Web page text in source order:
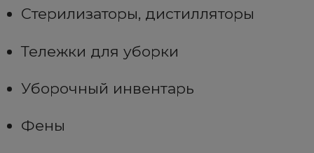
Стерилизаторы, дистилляторы
Тележки для уборки
Уборочный инвентарь
Фены